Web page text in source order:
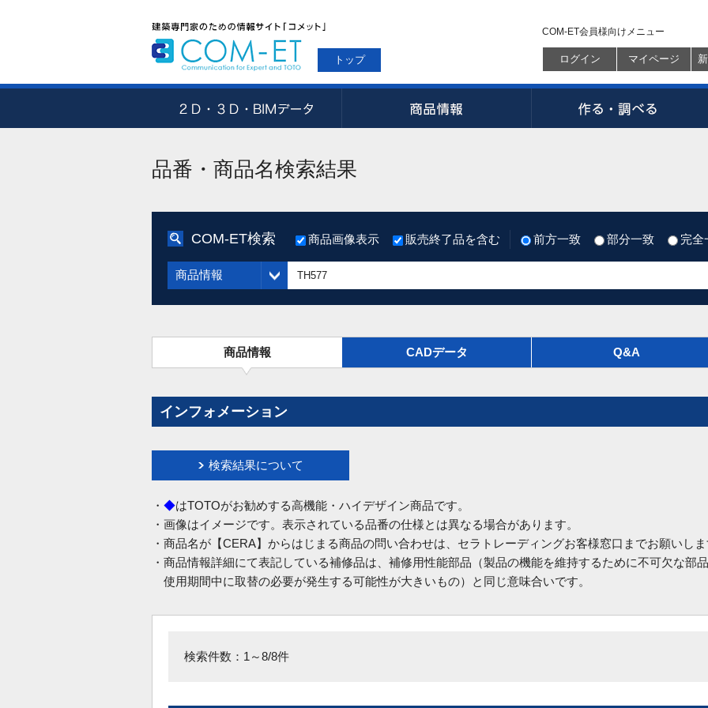
トップ
COM-ET会員様向けメニュー
ログイン マイページ
品番・商品名検索結果
COM-ET検索 商品画像表示 販売終了品を含む 前方一致 部分一致 完全
商品情報
商品情報 CADデータ Q&A
インフォメーション
検索結果について
・ ◆はTOTOがお勧めする高機能・ハイデザイン商品です。
・画像はイメージです。表示されている品番の仕様とは異なる場合があります。
・商品名が【CERA】からはじまる商品の問い合わせは、セラトレーディングお客様窓口までお願いしま
・商品情報詳細にて表記している補修品は、補修用性能部品（製品の機能を維持するために不可欠な部品
使用期間中に取替の必要が発生する可能性が大きいもの）と同じ意味合いです。
検索件数：1～8/8件